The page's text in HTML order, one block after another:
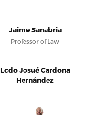
Jaime Sanabria
Professor of Law
Lcdo Josué Cardona
Hernández